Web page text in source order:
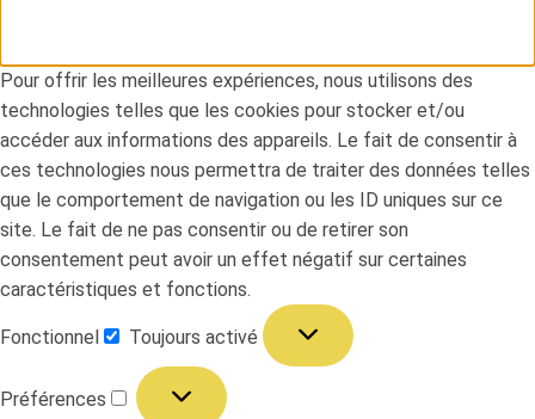
Pour offrir les meilleures expériences, nous utilisons des
technologies telles que les cookies pour stocker et/ou
accéder aux informations des appareils. Le fait de consentir à
ces technologies nous permettra de traiter des données telles
que le comportement de navigation ou les ID uniques sur ce
site. Le fait de ne pas consentir ou de retirer son
consentement peut avoir un effet négatif sur certaines
caractéristiques et fonctions.
Fonctionnel Toujours activé
Préférences